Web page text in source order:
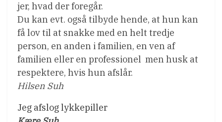
jer, hvad der foregår.
Du kan evt. også tilbyde hende, at hun kan
få lov til at snakke med en helt tredje
person, en anden i familien, en ven af
familien eller en professionel  men husk at
respektere, hvis hun afslår.
Hilsen Suh
Jeg afslog lykkepiller